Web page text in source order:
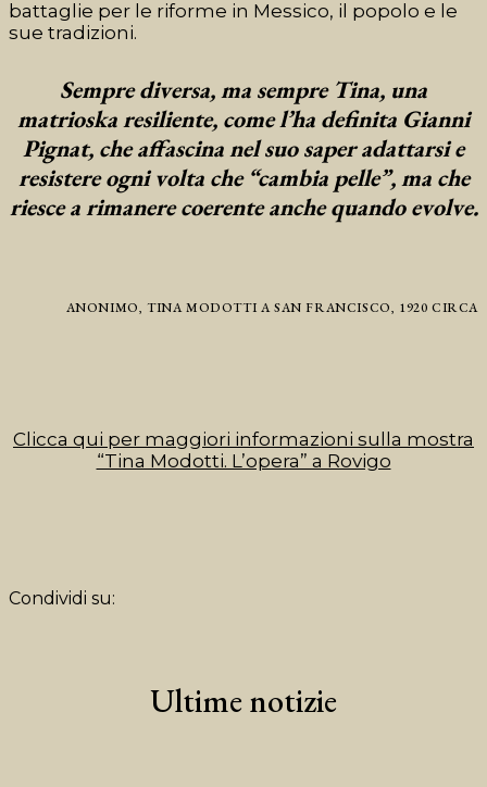
battaglie per le riforme in Messico, il popolo e le
sue tradizioni.
Sempre diversa, ma sempre Tina, una
matrioska resiliente, come l’ha definita Gianni
Pignat, che affascina nel suo saper adattarsi e
resistere ogni volta che “cambia pelle”, ma che
riesce a rimanere coerente anche quando evolve.
ANONIMO, TINA MODOTTI A SAN FRANCISCO, 1920 CIRCA
Clicca qui per maggiori informazioni sulla mostra
“Tina Modotti. L’opera” a Rovigo
Condividi su:
Ultime notizie